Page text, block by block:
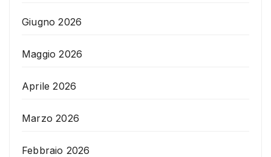
Giugno 2026
Maggio 2026
Aprile 2026
Marzo 2026
Febbraio 2026